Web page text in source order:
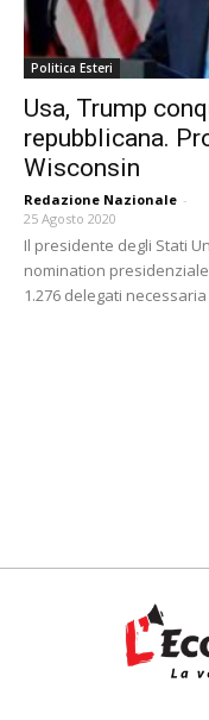
Politica Esteri
Usa, Trump
repubblicana.
Wisconsin
Redazione Nazionale -
25 Agosto 2020
Il presidente degli Stati
nomination
1.276 delegati